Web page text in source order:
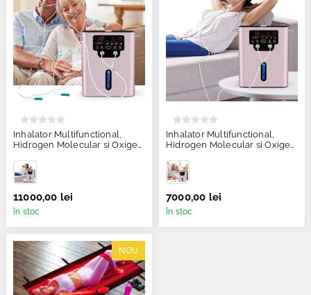
Inhalator Multifunctional,
Hidrogen Molecular si Oxigen
Suyzeko, GY-HX1800
11000,00 lei
în stoc
Inhalator Multifunctional,
Hidrogen Molecular si Oxigen
GY-HX900
7000,00 lei
în stoc
NOU